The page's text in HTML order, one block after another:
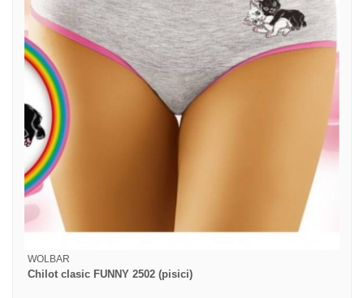
WOLBAR
Chilot clasic FUNNY 2502 (pisici)